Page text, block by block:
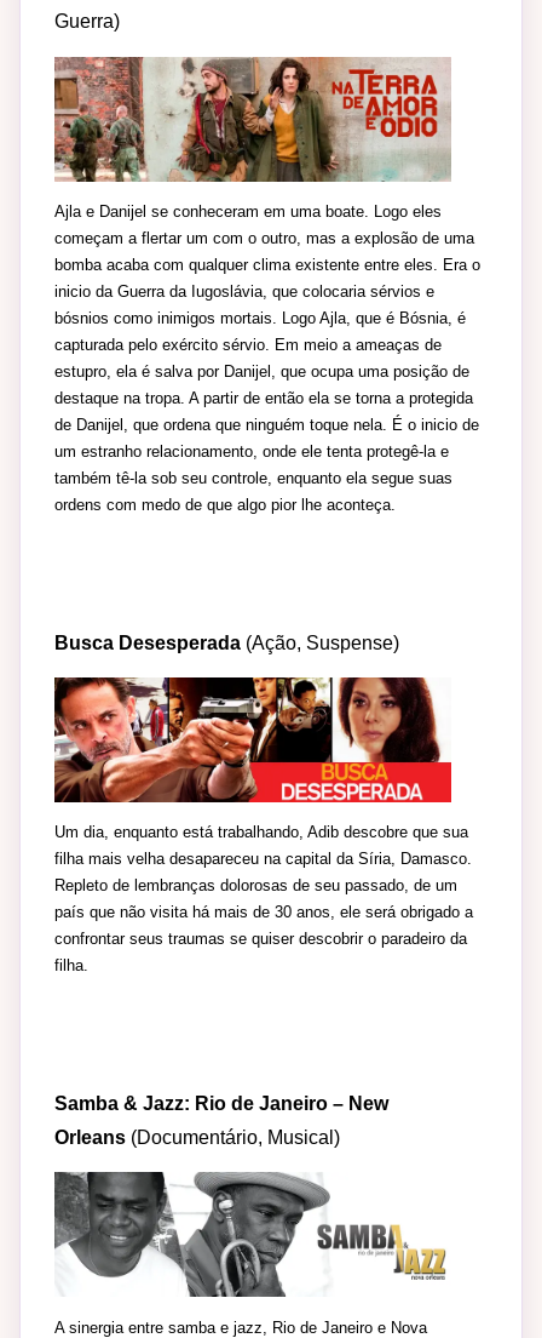
Guerra)
Ajla e Danijel se conheceram em uma boate. Logo eles
começam a flertar um com o outro, mas a explosão de uma
bomba acaba com qualquer clima existente entre eles. Era o
inicio da Guerra da Iugoslávia, que colocaria sérvios e
bósnios como inimigos mortais. Logo Ajla, que é Bósnia, é
capturada pelo exército sérvio. Em meio a ameaças de
estupro, ela é salva por Danijel, que ocupa uma posição de
destaque na tropa. A partir de então ela se torna a protegida
de Danijel, que ordena que ninguém toque nela. É o inicio de
um estranho relacionamento, onde ele tenta protegê-la e
também tê-la sob seu controle, enquanto ela segue suas
ordens com medo de que algo pior lhe aconteça.
Busca Desesperada (Ação, Suspense)
Um dia, enquanto está trabalhando, Adib descobre que sua
filha mais velha desapareceu na capital da Síria, Damasco.
Repleto de lembranças dolorosas de seu passado, de um
país que não visita há mais de 30 anos, ele será obrigado a
confrontar seus traumas se quiser descobrir o paradeiro da
filha.
Samba & Jazz: Rio de Janeiro – New
Orleans (Documentário, Musical)
A sinergia entre samba e jazz, Rio de Janeiro e Nova